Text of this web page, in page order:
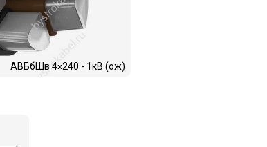
АВБбШв 4х240 - 1кВ (ож)